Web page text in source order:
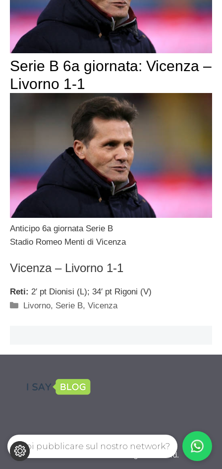
Serie B 6a giornata: Vicenza –
Livorno 1-1
Anticipo 6a giornata Serie B
Stadio Romeo Menti di Vicenza
Vicenza – Livorno 1-1
Reti: 2′ pt Dionisi (L); 34′ pt Rigoni (V)
Categorie
Livorno, Serie B,Vicenza
CalcioPro.com © 2026. All right reserverd.
Vuoi pubblicare sul nostro network?